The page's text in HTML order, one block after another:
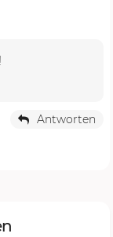
Antworten